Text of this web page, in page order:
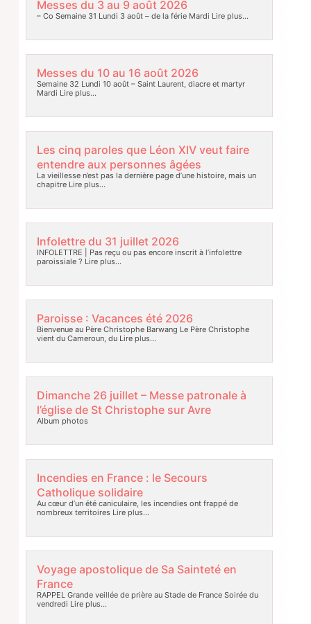
Messes du 3 au 9 août 2026
– Co Semaine 31 Lundi 3 août – de la férie Mardi Lire plus…
Messes du 10 au 16 août 2026
Semaine 32 Lundi 10 août – Saint Laurent, diacre et martyr
Mardi Lire plus…
Les cinq paroles que Léon XIV veut faire
entendre aux personnes âgées
La vieillesse n’est pas la dernière page d’une histoire, mais un
chapitreLire plus…
Infolettre du 31 juillet 2026
INFOLETTRE | Pas reçu ou pas encore inscrit à l’infolettre
paroissiale ? Lire plus…
Paroisse : Vacances été 2026
Bienvenue au Père Christophe Barwang Le Père Christophe
vient du Cameroun, duLire plus…
Dimanche 26 juillet – Messe patronale à
l’église de St Christophe sur Avre
Album photos
Incendies en France : le Secours
Catholique solidaire
Au cœur d’un été caniculaire, les incendies ont frappé de
nombreux territoires Lire plus…
Voyage apostolique de Sa Sainteté en
France
RAPPEL Grande veillée de prière au Stade de France Soirée du
vendredi Lire plus…